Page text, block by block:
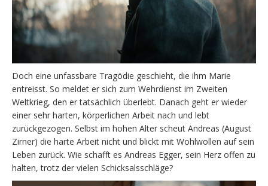
Doch eine unfassbare Tragödie geschieht, die ihm Marie
entreisst. So meldet er sich zum Wehrdienst im Zweiten
Weltkrieg, den er tatsächlich überlebt. Danach geht er wieder
einer sehr harten, körperlichen Arbeit nach und lebt
zurückgezogen. Selbst im hohen Alter scheut Andreas (August
Zirner) die harte Arbeit nicht und blickt mit Wohlwollen auf sein
Leben zurück. Wie schafft es Andreas Egger, sein Herz offen zu
halten, trotz der vielen Schicksalsschläge?